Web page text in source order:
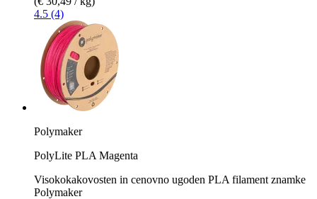
4.5 (4)
Polymaker
PolyLite PLA Magenta
Visokokakovosten in cenovno ugoden PLA filament znamke
Polymaker